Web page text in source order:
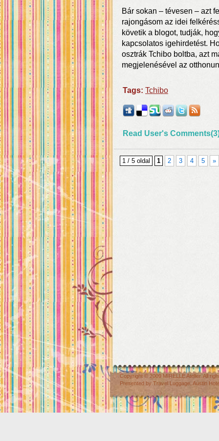
Bár sokan – tévesen – azt
rajongásom az idei
követik a blogot, tudják,
kapcsolatos igehirdetést.
osztrák Tchibo boltba, azt
megjelenésével az
Tags: Tchibo
Read User's
1 / 5 oldal 1 2 3 4 5 »
Copyright © 2009 MIRELLE Atelier. All
Presented by Travel Luggage Austin